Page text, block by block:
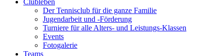
Clubleben
Der Tennisclub für die ganze Familie
Jugendarbeit und -Förderung
Turniere für alle Alters- und Leistungs-Klassen
Events
Fotogalerie
Teams